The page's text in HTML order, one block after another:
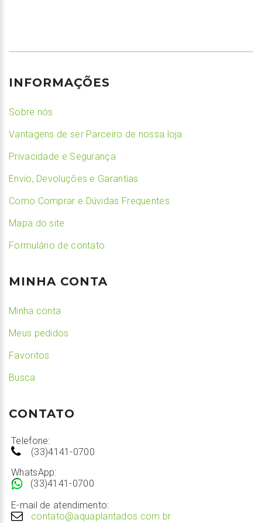
INFORMAÇÕES
Sobre nós
Vantagens de ser Parceiro de nossa loja
Privacidade e Segurança
Envio, Devoluções e Garantias
Como Comprar e Dúvidas Frequentes
Mapa do site
Formulário de contato
MINHA CONTA
Minha conta
Meus pedidos
Favoritos
Busca
CONTATO
Telefone:
(33)4141-0700
WhatsApp:
(33)4141-0700
E-mail de atendimento:
contato@aquaplantados.com.br